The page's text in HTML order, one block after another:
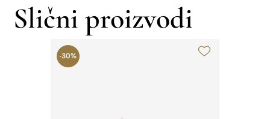
Slični proizvodi
-30%